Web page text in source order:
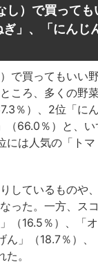
し）で買っても
」、「にんじ
で買ってもいい
ころ、多くの野
％）、2位「に
（66.0％）と、い
には人気の「トマ
しているものや
った。一方、ス
（16.5％）、「
ん」（18.7％）、
。